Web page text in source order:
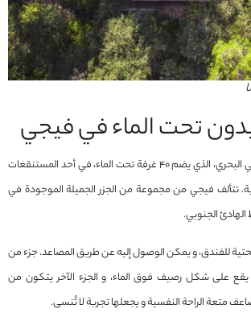
تحت الماء في فيجي
يقع فندق بوسيدون فيجي البحري، الذي يضم 40 غرفة تحت الماء، في أحد المستنقعات
تتألف فيجي من مجموعة من الجزر الجميلة الموجودة في
الجنوبي.
للفندق، و يمكن الوصول إليه عن طريق المصاعد. جزء من
على شكل رصيف فوق الماء، و الجزء الآخر يتكون من
متعة الراحة النفسية و يجعلها تجربة لا تُنسى.